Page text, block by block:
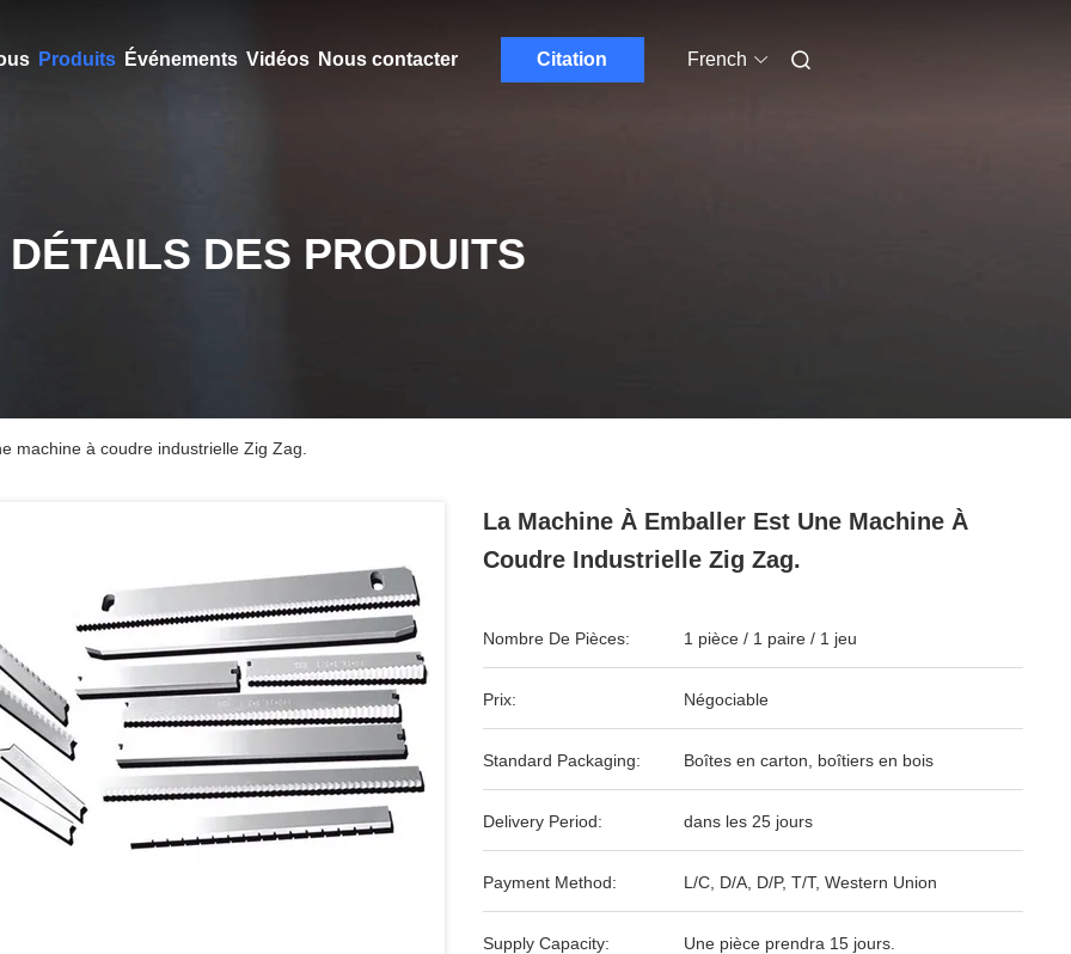
Produits Événements Vidéos Nous contacter Citation French
DÉTAILS DES PRODUITS
machine à coudre industrielle Zig Zag.
La Machine À Emballer Est Une Machine À
Coudre Industrielle Zig Zag.
Nombre De Pièces: 1 pièce / 1 paire / 1 jeu
Prix: Négociable
Standard Packaging: Boîtes en carton, boîtiers en bois
Delivery Period: dans les 25 jours
Payment Method: L/C, D/A, D/P, T/T, Western Union
Supply Capacity: Une pièce prendra 15 jours.